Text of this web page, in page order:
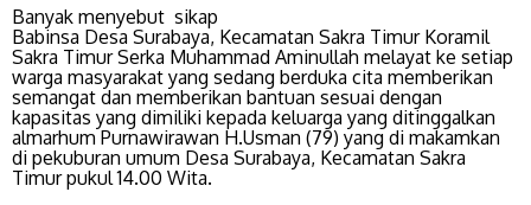
Banyak menyebut sikap
Babinsa Desa Surabaya, Kecamatan Sakra Timur Koramil
Sakra Timur Serka Muhammad Aminullah melayat ke setiap
warga masyarakat yang sedang berduka cita memberikan
semangat dan memberikan bantuan sesuai dengan
kapasitas yang dimiliki kepada keluarga yang ditinggalkan
almarhum Purnawirawan H.Usman (79) yang di makamkan
di pekuburan umum Desa Surabaya, Kecamatan Sakra
Timur pukul 14.00 Wita.